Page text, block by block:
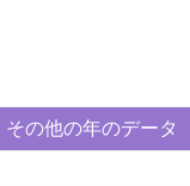
その他の年のデータ